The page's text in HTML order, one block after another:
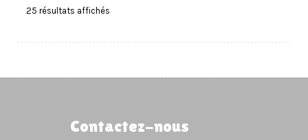
25 résultats affichés
Contactez-nous